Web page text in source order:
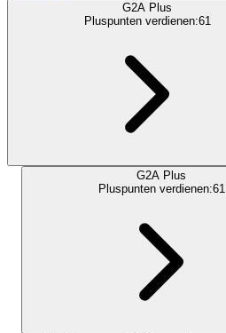
G2A Plus
Pluspunten verdienen:61
G2A Plus
Pluspunten verdienen:61